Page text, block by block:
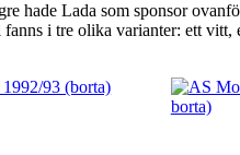
hade Lada som sponsor
i tre olika varianter: ett